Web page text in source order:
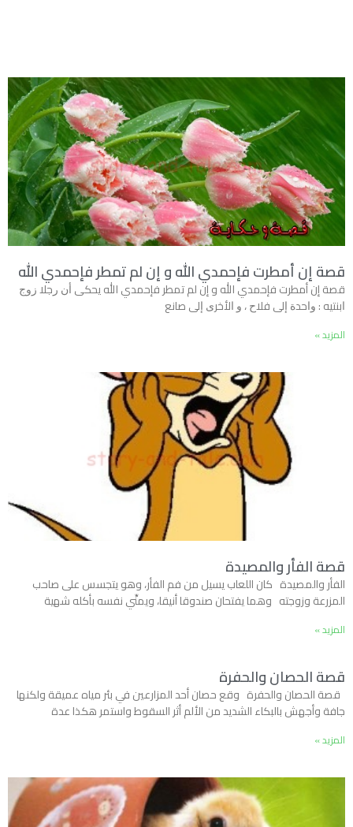
قصة إن أمطرت فإحمدي الله و إن لم تمطر فإحمدي الله
قصة إن أمطرت فإحمدي الله و إن لم تمطر فإحمدي الله ﻳﺤﻜﻰ ﺃﻥ ﺭﺟﻼ ﺯﻭﺝ
ﺍﺑﻨﺘﻴﻪ : ﻭﺍﺣﺪﺓ ﺇﻟﻰ ﻓﻼﺡ ، ﻭ ﺍﻷﺧﺮﻯ ﺇﻟﻰ ﺻﺎﻧﻊ
المزيد »
قصة الفأر والمصيدة
الفأر والمصيدة كان اللعاب يسيل من فم الفأر، وهو يتجسس على صاحب
المزرعة وزوجته وهما يفتحان صندوقا أنيقا، ويمنِّي نفسه بأكله شهية
المزيد »
قصة الحصان والحفرة
قصة الحصان والحفرة وقع حصان أحد المزارعين في بئر مياه عميقة ولكنها
جافة وأجهش بالبكاء الشديد من الألم أثر السقوط واستمر هكذا عدة
المزيد »